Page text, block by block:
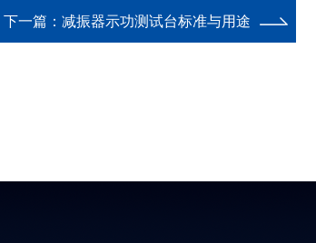
下一篇： 减振器示功测试台标准与用途